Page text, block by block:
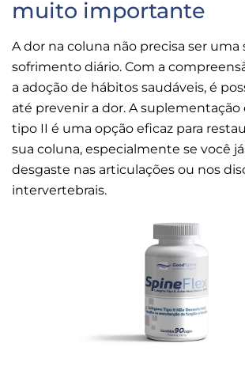
muito importante
A dor na coluna não precisa ser uma
sofrimento diário. Com a
a adoção de hábitos saudáveis, é
até prevenir a dor. A
tipo II é uma opção eficaz para
sua coluna, especialmente se você
desgaste nas articulações ou nos
intervertebrais.